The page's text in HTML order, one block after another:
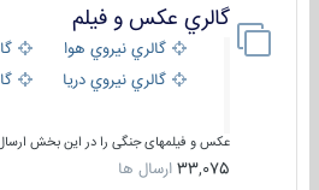
گالري عكس و فيلم
گالري نيروي هوايي
گالري نيروي دريايي
عکس و فیلمهای جنگی را در این بخش ارسال
33,075 ارسال ها